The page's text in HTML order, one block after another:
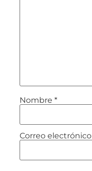
Nombre *
Correo electrónico